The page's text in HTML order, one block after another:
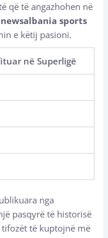
që të angazhohen në
sports
e këtij pasioni.
në Superligë
nga
pasqyrë të historisë
të kuptojnë më